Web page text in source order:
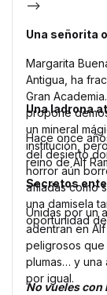
-->
Una señorita
Margarita
Antigua, ha
Gran
propone
un mineral
institución,
reino de Alf
Una ladrona
Hace once
del desierto
horror aún
afiladas como
una damisela
oportunidad
Secretos
Unidas por un
adentran en
peligrosos
plumas… y una
por igual.
No vueles con